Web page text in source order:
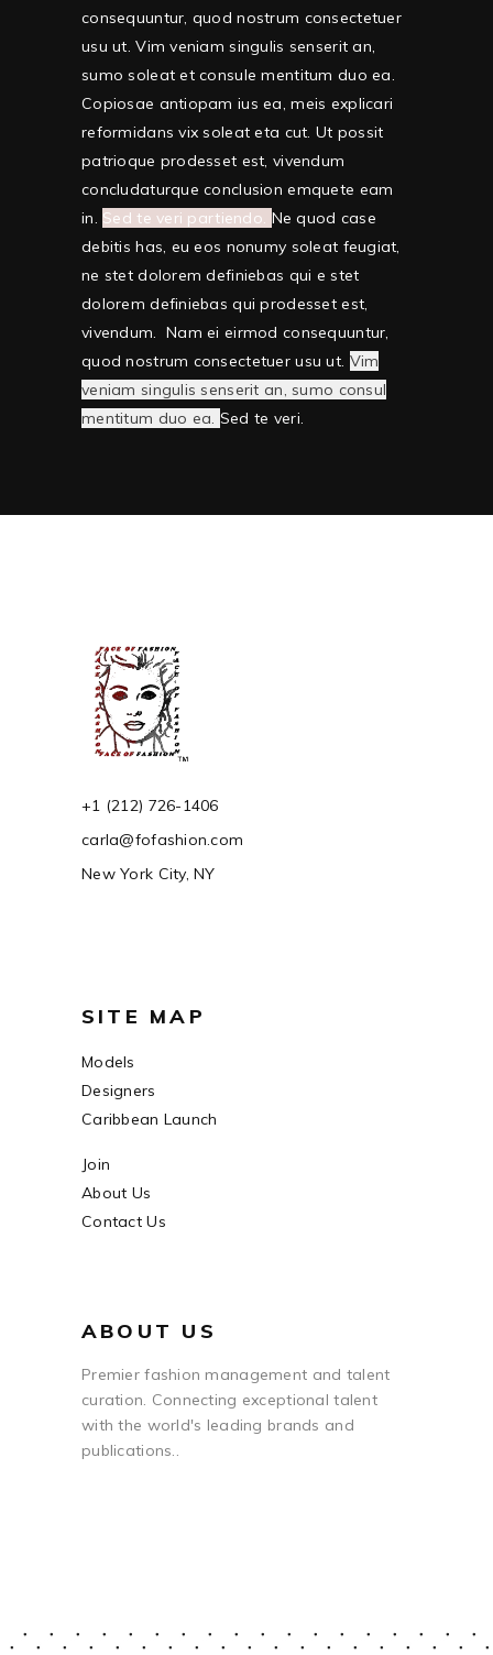
consequuntur, quod nostrum consectetuer
usu ut.Vim veniam singulis senserit an,
sumo soleat et consule mentitum duo ea.
Copiosae antiopam ius ea, meis explicari
reformidans vix soleat eta cut. Ut possit
patrioque prodesset est, vivendum
concludaturque conclusion emquete eam
in. Sed te veri partiendo. Ne quod case
debitis has, eu eos nonumy soleat feugiat,
ne stet dolorem definiebas qui e stet
dolorem definiebas qui prodesset est,
vivendum. Nam ei eirmod consequuntur,
quod nostrum consectetuer usu ut. Vim
veniam singulis senserit an, sumo consul
mentitum duo ea. Sed te veri.
+1 (212) 726-1406
carla@fofashion.com
New York City, NY
SITE MAP
Models
Designers
Caribbean Launch
Join
About Us
Contact Us
ABOUT US
Premier fashion management and talent
curation. Connecting exceptional talent
with the world's leading brands and
publications..